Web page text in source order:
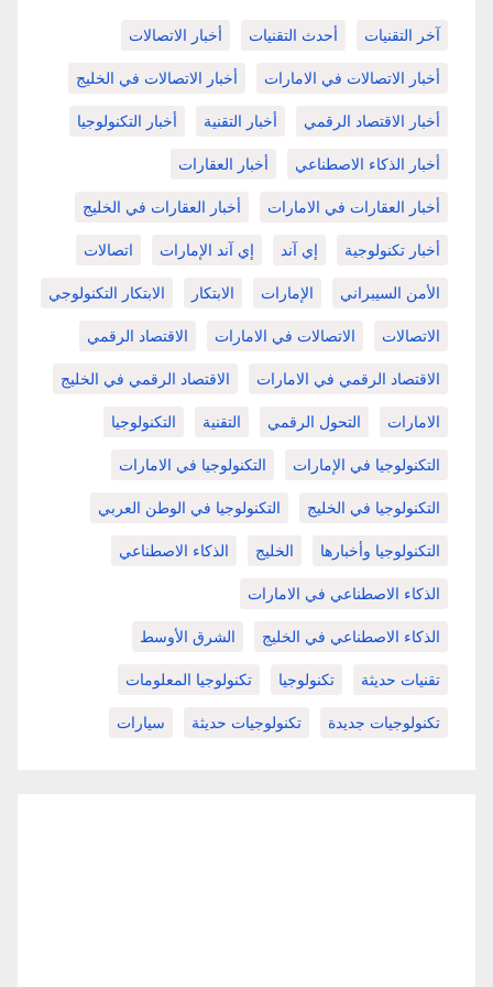
آخر التقنيات أحدث التقنيات أخبار الاتصالات
أخبار الاتصالات في الامارات أخبار الاتصالات في الخليج
أخبار الاقتصاد الرقمي أخبار التقنية أخبار التكنولوجيا
أخبار الذكاء الاصطناعي أخبار العقارات
أخبار العقارات في الامارات أخبار العقارات في الخليج
أخبار تكنولوجية إي آند إي آند الإمارات اتصالات
الأمن السيبراني الإمارات الابتكار الابتكار التكنولوجي
الاتصالات الاتصالات في الامارات الاقتصاد الرقمي
الاقتصاد الرقمي في الامارات الاقتصاد الرقمي في الخليج
الامارات التحول الرقمي التقنية التكنولوجيا
التكنولوجيا في الإمارات التكنولوجيا في الامارات
التكنولوجيا في الخليج التكنولوجيا في الوطن العربي
التكنولوجيا وأخبارها الخليج الذكاء الاصطناعي
الذكاء الاصطناعي في الامارات
الذكاء الاصطناعي في الخليج الشرق الأوسط
تقنيات حديثة تكنولوجيا تكنولوجيا المعلومات
تكنولوجيات جديدة تكنولوجيات حديثة سيارات